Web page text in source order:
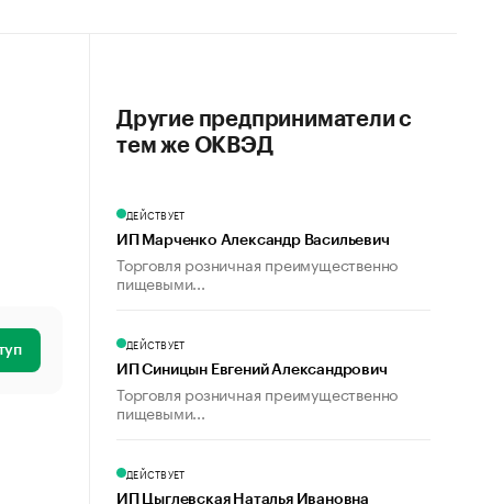
Другие предприниматели с
тем же ОКВЭД
ДЕЙСТВУЕТ
ИП Марченко Александр Васильевич
Торговля розничная преимущественно
пищевыми...
ДЕЙСТВУЕТ
ИП Синицын Евгений Александрович
Торговля розничная преимущественно
пищевыми...
ДЕЙСТВУЕТ
ИП Цыглевская Наталья Ивановна